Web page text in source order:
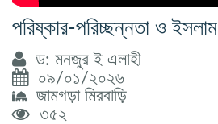
পরিষ্কার-পরিচ্ছন্নতা ও ইসলাম
ড: মনজুর ই এলাহী
০৯/০১/২০২৬
জামগড়া মিরবাড়ি
৩৫২